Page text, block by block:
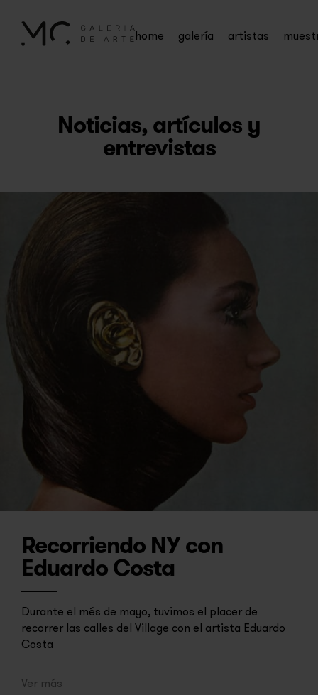
home galería artistas
Noticias, artículos y
entrevistas
Recorriendo NY con
Eduardo Costa
Durante el més de mayo, tuvimos el placer de
recorrer las calles del Village con el artista Eduardo
Costa
Ver más